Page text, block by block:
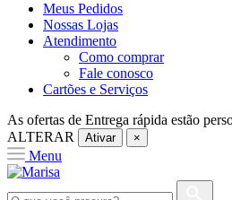
Meus Pedidos
Nossas Lojas
Atendimento
Como comprar
Fale conosco
Cartões e Serviços
As ofertas de Entrega rápida estão
ALTERAR
Ativar ×
Menu